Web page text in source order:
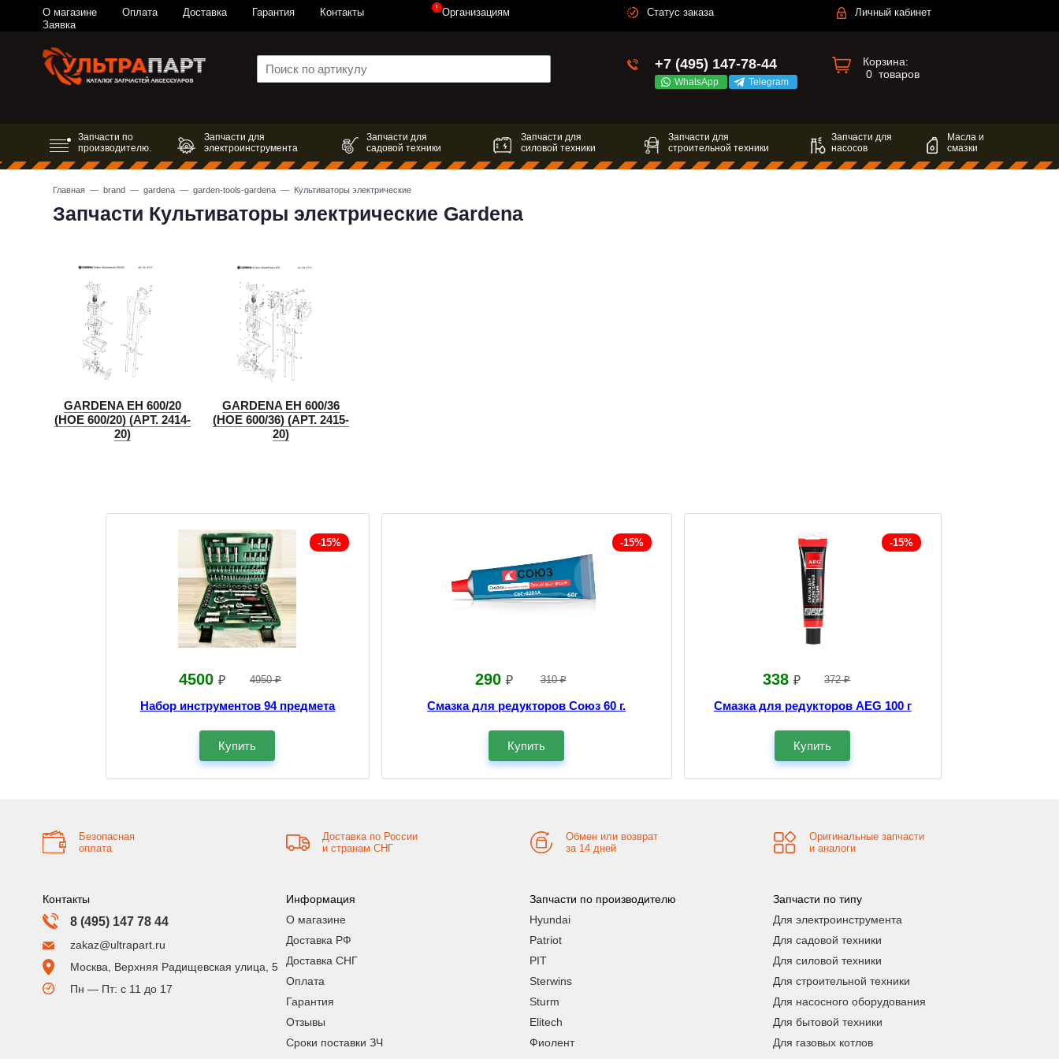
О магазине Оплата Доставка Гарантия
Контакты
Заявка
Организациям
! Статус заказа Личный кабинет
+7 (495) 147-78-44
WhatsApp Telegram
Корзина:
0 товаров
Запчасти по
производителю.
Запчасти для
электроинструмента
Запчасти для
садовой техники
Запчасти для
силовой техники
Запчасти для
строительной техники
Запчасти для
насосов
Масла и
смазки
Главная —brand —gardena —garden-tools-gardena — Культиваторы электрические
Запчасти Культиваторы электрические Gardena
GARDENA EH 600/20
(HOE 600/20) (АРТ. 2414-
20)
GARDENA EH 600/36
(HOE 600/36) (АРТ. 2415-
20)
-15%
4500 ₽ 4950 ₽
Набор инструментов 94 предмета
Купить
-15%
290 ₽ 310 ₽
Смазка для редукторов Союз 60 г.
Купить
-15%
338 ₽ 372 ₽
Смазка для редукторов AEG 100 г
Купить
Безопасная
оплата
Доставка по России
и странам СНГ
Обмен или возврат
за 14 дней
Оригинальные запчасти
и аналоги
Контакты
8 (495) 147 78 44
zakaz@ultrapart.ru
Москва, Верхняя Радищевская улица, 5
Пн — Пт: с 11 до 17
Информация
О магазине
Доставка РФ
Доставка СНГ
Оплата
Гарантия
Отзывы
Сроки поставки ЗЧ
Запчасти по производителю
Hyundai
Patriot
PIT
Sterwins
Sturm
Elitech
Фиолент
Запчасти по типу
Для электроинструмента
Для садовой техники
Для силовой техники
Для строительной техники
Для насосного оборудования
Для бытовой техники
Для газовых котлов